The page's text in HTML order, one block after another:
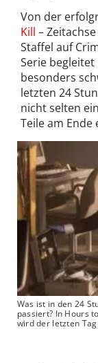
Von der
Kill –
Staffel auf
Serie
besonders
letzten 24
nicht selten
Teile am
Was ist in den 24
passiert? In Hours
wird der letzten